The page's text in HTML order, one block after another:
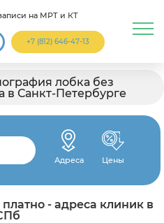
на МРТ и КТ
+7 (812) 646-47-13
лобка без
в Санкт-Петербурге
Адреса Цены
- адреса клиник в